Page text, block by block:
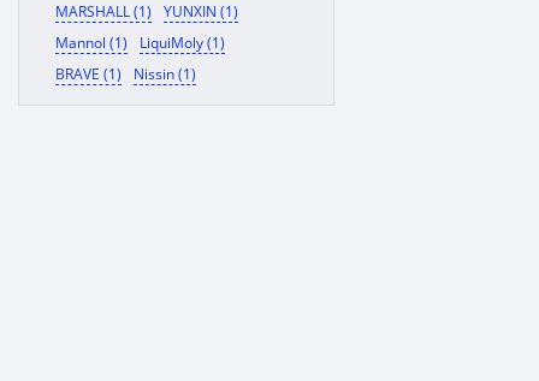
MARSHALL (1)
YUNXIN (1)
Mannol (1)
LiquiMoly (1)
BRAVE (1)
Nissin (1)